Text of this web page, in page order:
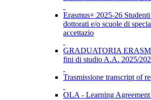
Erasmus+ 2025-26
dottorati e/o scuole di
accettazio
GRADUATORIA
fini di studio A.A. 2025/
Trasmissione transcript of
OLA - Learning